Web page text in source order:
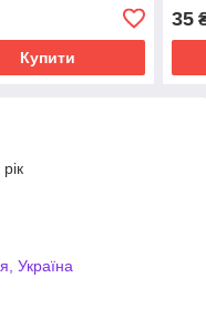
Купити
35
Україна